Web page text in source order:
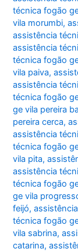
técnica fogão
vila morumbi,
assistência
assistência
técnica fogão
vila paiva,
assistência
técnica fogão
ge vila pereira
pereira cerca,
assistência
técnica fogão
vila pita,
assistência
técnica fogão
ge vila
feijó,
técnica fogão
vila sabrina,
catarina,